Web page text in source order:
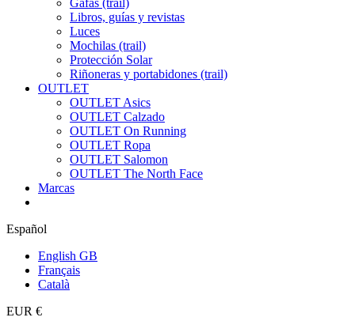
Gafas (trail)
Libros, guías y revistas
Luces
Mochilas (trail)
Protección Solar
Riñoneras y portabidones (trail)
OUTLET
OUTLET Asics
OUTLET Calzado
OUTLET On Running
OUTLET Ropa
OUTLET Salomon
OUTLET The North Face
Marcas
Español
English GB
Français
Català
EUR €